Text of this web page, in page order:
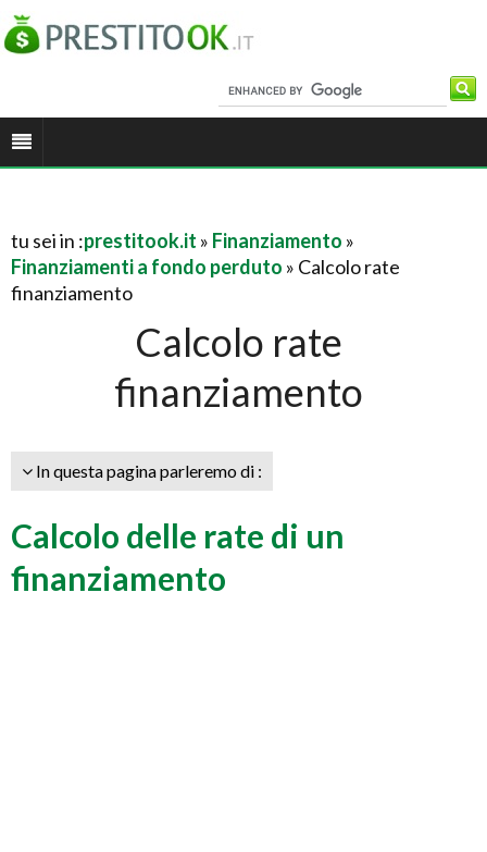
tu sei in :prestitook.it » Finanziamento »
Finanziamenti a fondo perduto » Calcolo rate
finanziamento
Calcolo rate
finanziamento
In questa pagina parleremo di :
Calcolo delle rate di un
finanziamento